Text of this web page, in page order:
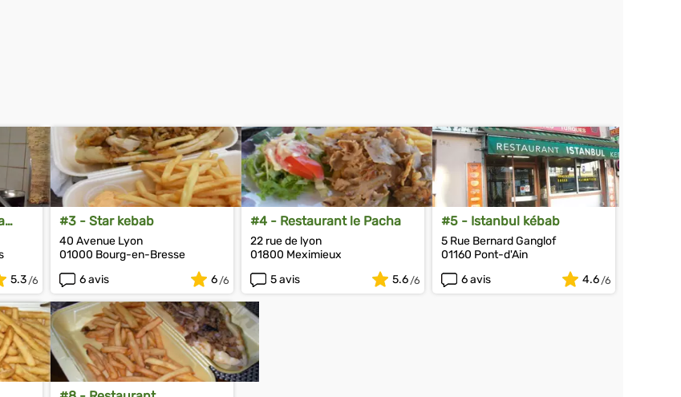
5.3
#3 - Star kebab
40 Avenue Lyon
01000 Bourg-en-Bresse
6 avis
6
#4 - Restaurant le Pacha
22 rue de lyon
01800 Meximieux
5 avis
5.6
#5 - Istanbul kébab
5 Rue Bernard Ganglof
01160 Pont-d'Ain
6 avis
4.6